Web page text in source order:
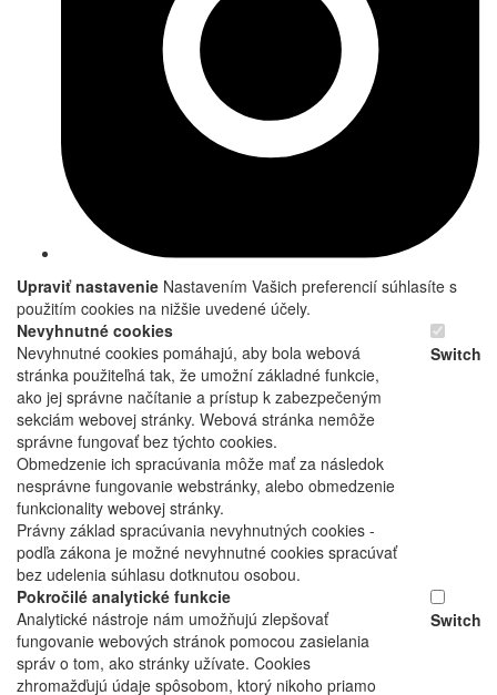
Upraviť nastavenie Nastavením Vašich preferencií súhlasíte s
použitím cookies na nižšie uvedené účely.
Nevyhnutné cookies
Nevyhnutné cookies pomáhajú, aby bola webová
stránka použiteľná tak, že umožní základné funkcie,
ako jej správne načítanie a prístup k zabezpečeným
sekciám webovej stránky. Webová stránka nemôže
správne fungovať bez týchto cookies.
Obmedzenie ich spracúvania môže mať za následok
nesprávne fungovanie webstránky, alebo obmedzenie
funkcionality webovej stránky.
Právny základ spracúvania nevyhnutných cookies -
podľa zákona je možné nevyhnutné cookies spracúvať
bez udelenia súhlasu dotknutou osobou.
Switch
Pokročilé analytické funkcie
Analytické nástroje nám umožňujú zlepšovať
fungovanie webových stránok pomocou zasielania
správ o tom, ako stránky užívate. Cookies
zhromažďujú údaje spôsobom, ktorý nikoho priamo
Switch